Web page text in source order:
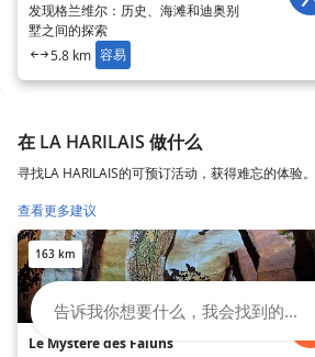
发现格兰维尔：历史、海滩和迪奥别
墅之间的探索
5.8 km 容易
在 LA HARILAIS 做什么
寻找LA HARILAIS的可预订活动，获得难忘的体验。
查看更多建议
163 km
Le Mystère des Faluns
告诉我你想要什么，我会找到的...